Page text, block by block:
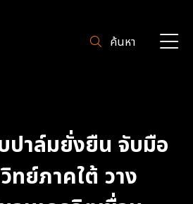
ค้นหา
ปาล์มยั่งยืน จับมือ
ทย์ภาคใต้ วาง